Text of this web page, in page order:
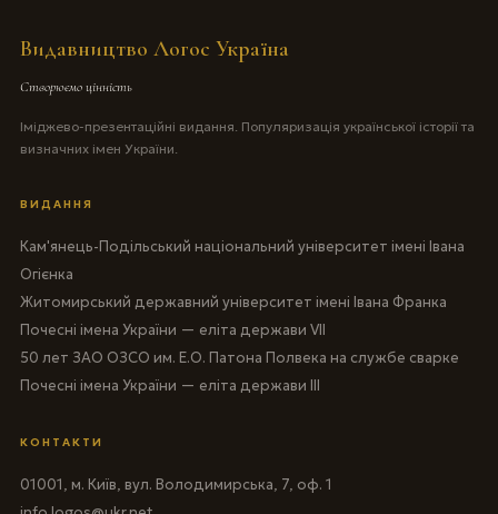
Видавництво Логос Україна
Створюємо цінність
Іміджево-презентаційні видання. Популяризація української історії та
визначних імен України.
ВИДАННЯ
Кам'янець-Подільський національний університет імені Івана
Огієнка
Житомирський державний університет імені Івана Франка
Почесні імена України — еліта держави VII
50 лет ЗАО ОЗСО им. Е.О. Патона Полвека на службе сварке
Почесні імена України — еліта держави III
КОНТАКТИ
01001, м. Київ, вул. Володимирська, 7, оф. 1